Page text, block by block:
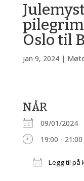
Oslo til
jan 9, 2024|
NÅR
09/01/2024
19:00 - 21:00
Legg til på